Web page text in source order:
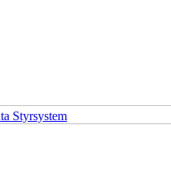
Styrsystem